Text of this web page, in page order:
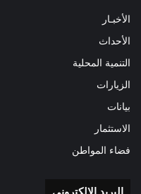
الأخبـار
الأحداث
التنمية المحلية
الزيارات
بيانات
الاستثمار
فضاء المواطن